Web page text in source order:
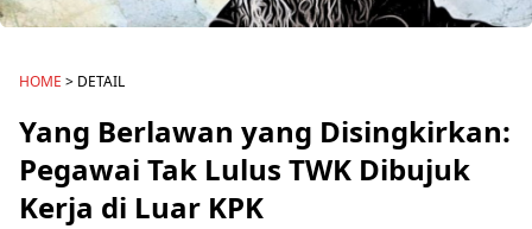
HOME > DETAIL
Yang Berlawan yang Disingkirkan:
Pegawai Tak Lulus TWK Dibujuk
Kerja di Luar KPK